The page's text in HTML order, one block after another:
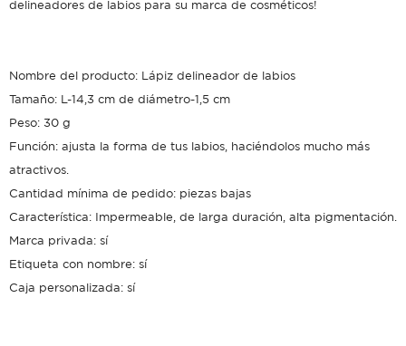
delineadores de labios para su marca de cosméticos!
Nombre del producto: Lápiz delineador de labios
Tamaño: L-14,3 cm de diámetro-1,5 cm
Peso: 30 g
Función: ajusta la forma de tus labios, haciéndolos mucho más
atractivos.
Cantidad mínima de pedido: piezas bajas
Característica: Impermeable, de larga duración, alta pigmentación.
Marca privada: sí
Etiqueta con nombre: sí
Caja personalizada: sí